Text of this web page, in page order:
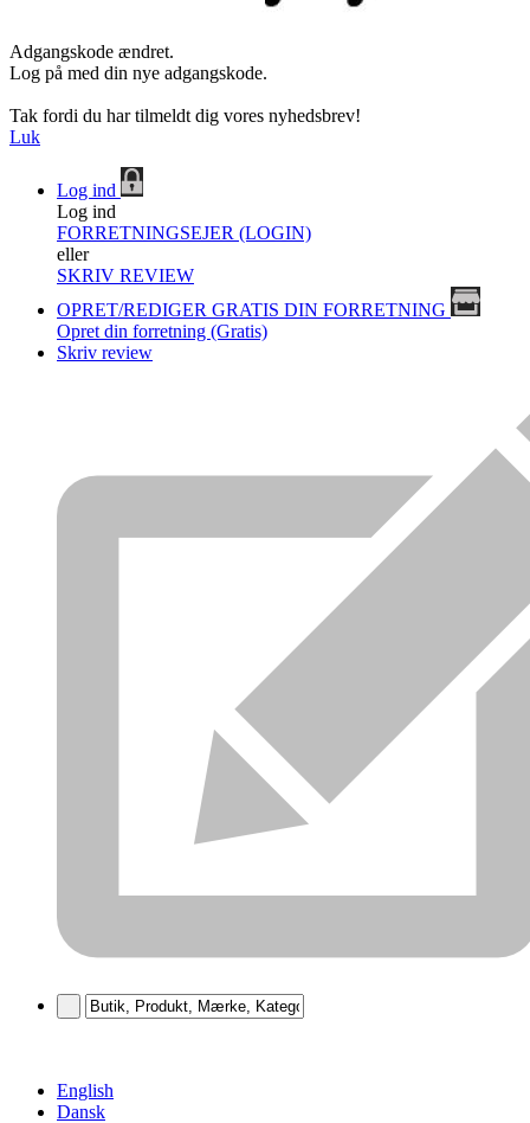
Adgangskode ændret.
Log på med din nye adgangskode.
Tak fordi du har tilmeldt dig vores nyhedsbrev!
Luk
Log ind
Log ind
FORRETNINGSEJER (LOGIN)
eller
SKRIV REVIEW
OPRET/REDIGER GRATIS DIN FORRETNING
Opret din forretning (Gratis)
Skriv review
English
Dansk